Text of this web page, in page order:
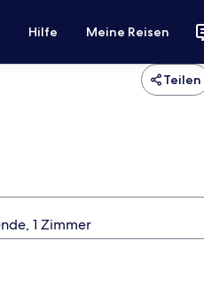
Hilfe Meine Reisen
Teilen